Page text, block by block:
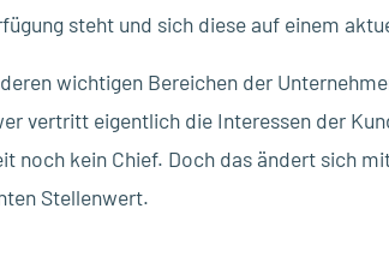
steht und sich diese auf einem
wichtigen Bereichen der
vertritt eigentlich die Interessen der
noch kein Chief. Doch das ändert sich
Stellenwert.